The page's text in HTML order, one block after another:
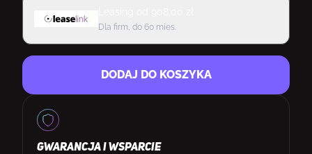
Dla firm, do 60 mies.
DODAJ DO KOSZYKA
GWARANCJA I WSPARCIE